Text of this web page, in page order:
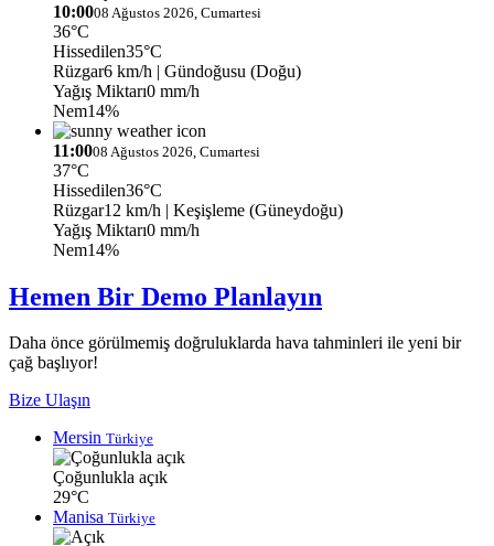
10:0008 Ağustos 2026, Cumartesi
36°C
Hissedilen35°C
Rüzgar6 km/h | Gündoğusu (Doğu)
Yağış Miktarı0 mm/h
Nem14%
11:0008 Ağustos 2026, Cumartesi
37°C
Hissedilen36°C
Rüzgar12 km/h | Keşişleme (Güneydoğu)
Yağış Miktarı0 mm/h
Nem14%
Hemen Bir Demo Planlayın
Daha önce görülmemiş doğruluklarda hava tahminleri ile yeni bir
çağ başlıyor!
Bize Ulaşın
Mersin Türkiye
Çoğunlukla açık
29°C
Manisa Türkiye